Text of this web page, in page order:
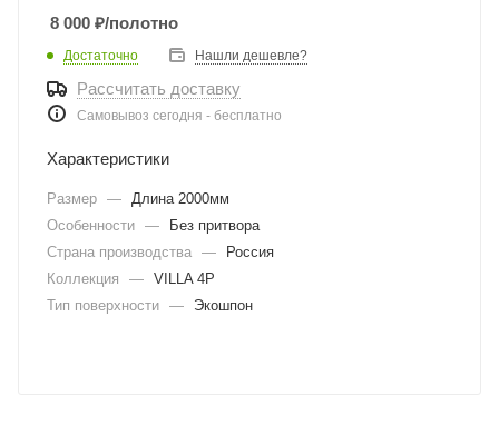
8 000 ₽/полотно
Достаточно Нашли дешевле?
Рассчитать доставку
Самовывоз сегодня - бесплатно
Характеристики
Размер — Длина 2000мм
Особенности —
Без притвора
Страна производства —
Россия
Коллекция
— VILLA 4P
Тип поверхности — Экошпон